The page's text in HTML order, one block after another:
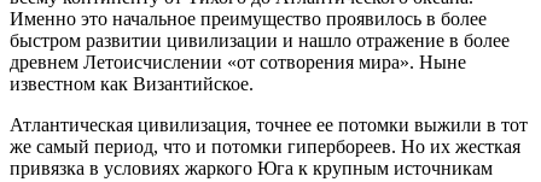
Именно это начальное преимущество проявилось в более
быстром развитии цивилизации и нашло отражение в более
древнем Летоисчислении «от сотворения мира». Ныне
известном как Византийское.
Атлантическая цивилизация, точнее ее потомки выжили в тот
же самый период, что и потомки гипербореев. Но их жесткая
привязка в условиях жаркого Юга к крупным источникам